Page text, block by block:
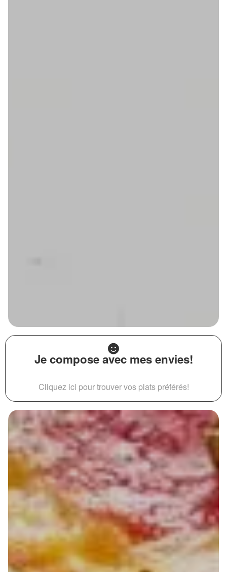
Je compose avec mes envies!
Cliquez ici pour trouver vos plats préférés!